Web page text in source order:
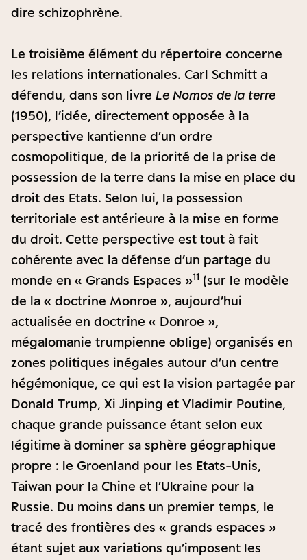
dire schizophrène.
Le troisième élément du répertoire concerne
les relations internationales. Carl Schmitt a
défendu, dans son livre Le Nomos de la terre
(1950), l’idée, directement opposée à la
perspective kantienne d’un ordre
cosmopolitique, de la priorité de la prise de
possession de la terre dans la mise en place du
droit des Etats. Selon lui, la possession
territoriale est antérieure à la mise en forme
du droit. Cette perspective est tout à fait
cohérente avec la défense d’un partage du
monde en « Grands Espaces »11 (sur le modèle
de la « doctrine Monroe », aujourd’hui
actualisée en doctrine « Donroe »,
mégalomanie trumpienne oblige) organisés en
zones politiques inégales autour d’un centre
hégémonique, ce qui est la vision partagée par
Donald Trump, Xi Jinping et Vladimir Poutine,
chaque grande puissance étant selon eux
légitime à dominer sa sphère géographique
propre : le Groenland pour les Etats-Unis,
Taiwan pour la Chine et l’Ukraine pour la
Russie. Du moins dans un premier temps, le
tracé des frontières des « grands espaces »
étant sujet aux variations qu’imposent les